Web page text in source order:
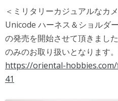
＜ミリタリーカジュアルなカ
Unicode ハーネス＆ショルダ
の発売を開始させて頂きまし
のみのお取り扱いとなります。
https://oriental-
41